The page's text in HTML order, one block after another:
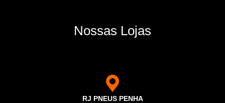
Nossas Lojas
RJ PNEUS PENHA